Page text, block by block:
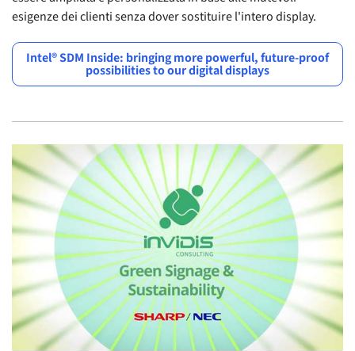
esigenze dei clienti senza dover sostituire l'intero display.
Intel® SDM Inside: bringing more powerful, future-proof
possibilities to our digital displays